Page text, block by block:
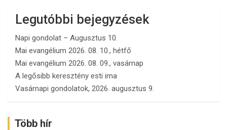
Legutóbbi bejegyzések
Napi gondolat – Augusztus 10.
Mai evangélium 2026. 08. 10., hétfő
Mai evangélium 2026. 08. 09., vasárnap
A legősibb keresztény esti ima
Vasárnapi gondolatok, 2026. augusztus 9.
Több hír